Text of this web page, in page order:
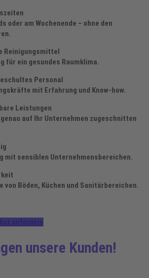
oder am Wochenende – ohne den
Reinigungsmittel
für ein gesundes Raumklima.
Personal
mit Erfahrung und Know-how.
Leistungen
auf Ihr Unternehmen zugeschnitten
mit sensiblen Unternehmensbereichen.
von Böden, Küchen und Sanitärbereichen.
unsere Kunden!